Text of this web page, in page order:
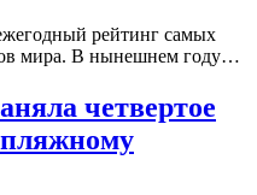
рейтинг самых
мира. В нынешнем году…
четвертое
пляжному